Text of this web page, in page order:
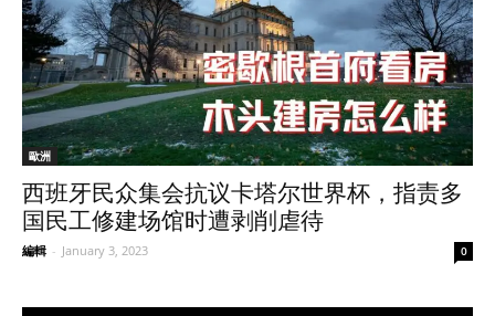
歐洲
西班牙民众集会抗议卡塔尔世界杯，指责多
国民工修建场馆时遭剥削虐待
編輯 - January 3, 2023 0